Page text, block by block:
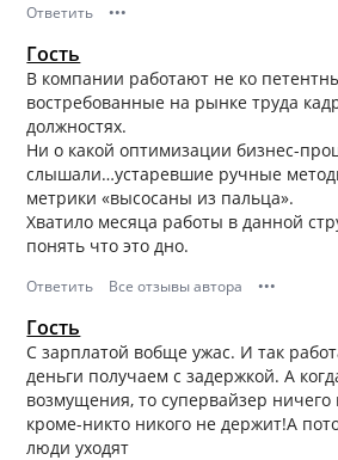
Ответить •••
Гость
В компании работают не ко
востребованные на рынке труда
должностях.
Ни о какой оптимизации бизнес-
слышали…устаревшие ручные
метрики «высосаны из пальца».
Хватило месяца работы в данной
понять что это дно.
Ответить Все отзывы автора •••
Гость
С зарплатой вобще ужас. И так
деньги получаем с задержкой. А
возмущения, то супервайзер ничего
кроме-никто никого не держит!А
люди уходят